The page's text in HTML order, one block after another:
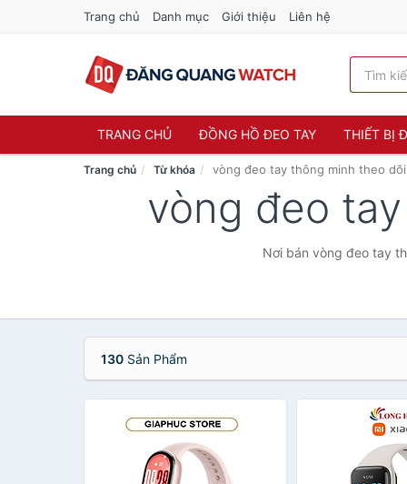
Trang chủ Danh mục Giới thiệu Liên hệ
TRANG CHỦ ĐỒNG HỒ ĐEO TAY THIẾT BỊ
Trang chủ Từ khóa vòng đeo tay thông minh theo
vòng đeo
Nơi bán vòng đeo tay
130 Sản Phẩm